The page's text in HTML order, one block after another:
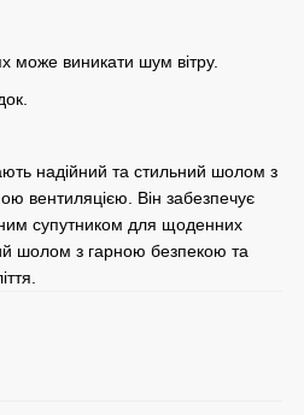
може виникати шум вітру.
надійний та стильний шолом з
вентиляцією. Він забезпечує
супутником для щоденних
шолом з гарною безпекою та